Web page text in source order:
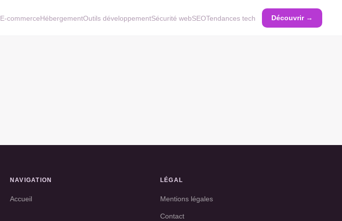
Découvrir →
E-commerceHébergementOutils développementSécurité webSEOTendances tech
NAVIGATION
Accueil
LÉGAL
Mentions légales
Contact